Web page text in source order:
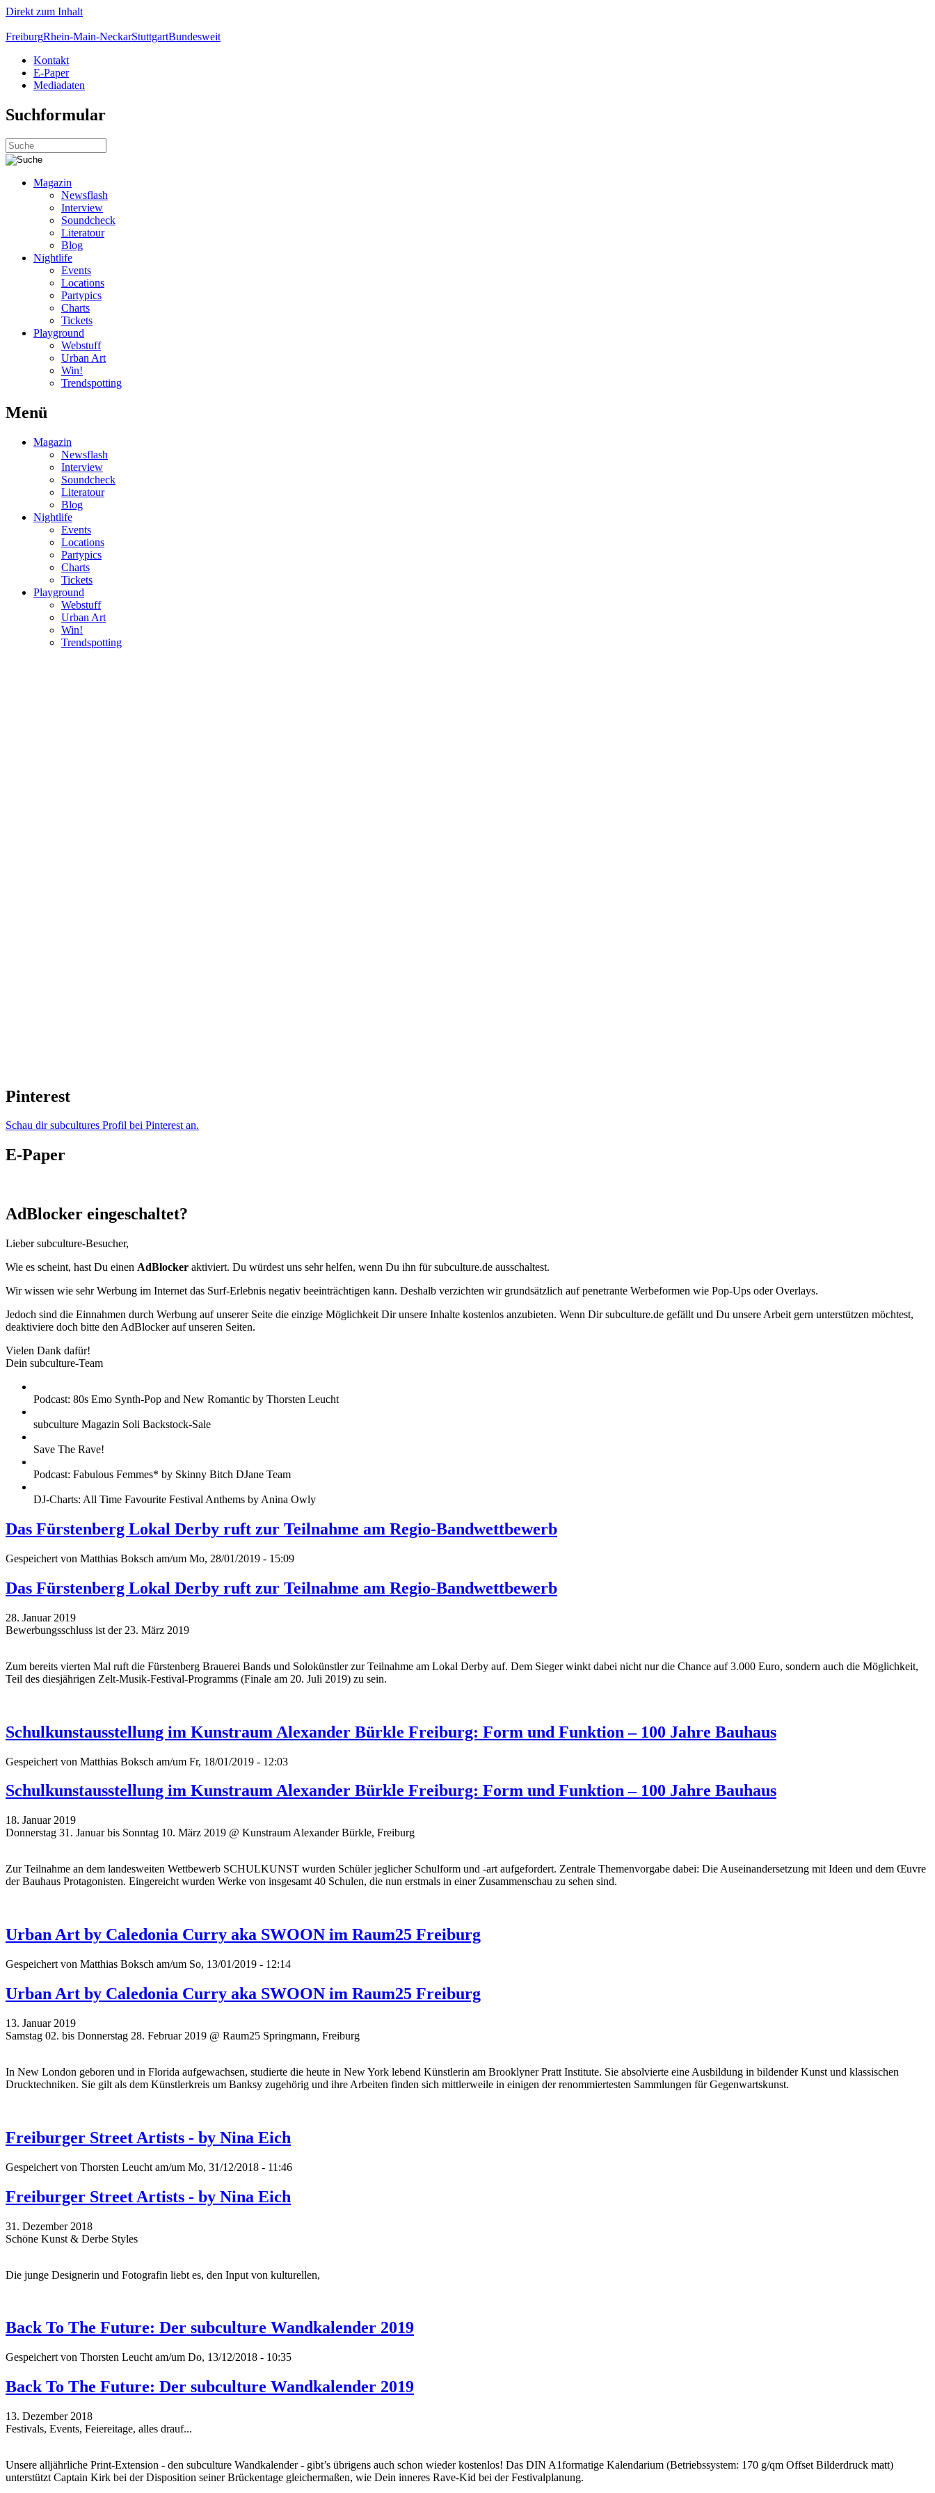
Direkt zum Inhalt
FreiburgRhein-Main-NeckarStuttgartBundesweit
Kontakt
E-Paper
Mediadaten
Suchformular
Magazin
Newsflash
Interview
Soundcheck
Literatour
Blog
Nightlife
Events
Locations
Partypics
Charts
Tickets
Playground
Webstuff
Urban Art
Win!
Trendspotting
Menü
Magazin
Newsflash
Interview
Soundcheck
Literatour
Blog
Nightlife
Events
Locations
Partypics
Charts
Tickets
Playground
Webstuff
Urban Art
Win!
Trendspotting
Pinterest
Schau dir subcultures Profil bei Pinterest an.
E-Paper
AdBlocker eingeschaltet?
Lieber subculture-Besucher,
Wie es scheint, hast Du einen AdBlocker aktiviert. Du würdest uns sehr helfen, wenn Du ihn für subculture.de ausschaltest.
Wir wissen wie sehr Werbung im Internet das Surf-Erlebnis negativ beeinträchtigen kann. Deshalb verzichten wir grundsätzlich auf penetrante Werbeformen wie Pop-Ups oder Overlays.
Jedoch sind die Einnahmen durch Werbung auf unserer Seite die einzige Möglichkeit Dir unsere Inhalte kostenlos anzubieten. Wenn Dir subculture.de gefällt und Du unsere Arbeit gern unterstützen möchtest,
deaktiviere doch bitte den AdBlocker auf unseren Seiten.
Vielen Dank dafür!
Dein subculture-Team
Podcast: 80s Emo Synth-Pop and New Romantic by Thorsten Leucht
subculture Magazin Soli Backstock-Sale
Save The Rave!
Podcast: Fabulous Femmes* by Skinny Bitch DJane Team
DJ-Charts: All Time Favourite Festival Anthems by Anina Owly
Das Fürstenberg Lokal Derby ruft zur Teilnahme am Regio-Bandwettbewerb
Gespeichert von Matthias Boksch am/um Mo, 28/01/2019 - 15:09
Das Fürstenberg Lokal Derby ruft zur Teilnahme am Regio-Bandwettbewerb
28. Januar 2019
Bewerbungsschluss ist der 23. März 2019
Zum bereits vierten Mal ruft die Fürstenberg Brauerei Bands und Solokünstler zur Teilnahme am Lokal Derby auf. Dem Sieger winkt dabei nicht nur die Chance auf 3.000 Euro, sondern auch die Möglichkeit,
Teil des diesjährigen Zelt-Musik-Festival-Programms (Finale am 20. Juli 2019) zu sein.
Schulkunstausstellung im Kunstraum Alexander Bürkle Freiburg: Form und Funktion – 100 Jahre Bauhaus
Gespeichert von Matthias Boksch am/um Fr, 18/01/2019 - 12:03
Schulkunstausstellung im Kunstraum Alexander Bürkle Freiburg: Form und Funktion – 100 Jahre Bauhaus
18. Januar 2019
Donnerstag 31. Januar bis Sonntag 10. März 2019 @ Kunstraum Alexander Bürkle, Freiburg
Zur Teilnahme an dem landesweiten Wettbewerb SCHULKUNST wurden Schüler jeglicher Schulform und -art aufgefordert. Zentrale Themenvorgabe dabei: Die Auseinandersetzung mit Ideen und dem Œuvre
der Bauhaus Protagonisten. Eingereicht wurden Werke von insgesamt 40 Schulen, die nun erstmals in einer Zusammenschau zu sehen sind.
Urban Art by Caledonia Curry aka SWOON im Raum25 Freiburg
Gespeichert von Matthias Boksch am/um So, 13/01/2019 - 12:14
Urban Art by Caledonia Curry aka SWOON im Raum25 Freiburg
13. Januar 2019
Samstag 02. bis Donnerstag 28. Februar 2019 @ Raum25 Springmann, Freiburg
In New London geboren und in Florida aufgewachsen, studierte die heute in New York lebend Künstlerin am Brooklyner Pratt Institute. Sie absolvierte eine Ausbildung in bildender Kunst und klassischen
Drucktechniken. Sie gilt als dem Künstlerkreis um Banksy zugehörig und ihre Arbeiten finden sich mittlerweile in einigen der renommiertesten Sammlungen für Gegenwartskunst.
Freiburger Street Artists - by Nina Eich
Gespeichert von Thorsten Leucht am/um Mo, 31/12/2018 - 11:46
Freiburger Street Artists - by Nina Eich
31. Dezember 2018
Schöne Kunst & Derbe Styles
Die junge Designerin und Fotografin liebt es, den Input von kulturellen,
Back To The Future: Der subculture Wandkalender 2019
Gespeichert von Thorsten Leucht am/um Do, 13/12/2018 - 10:35
Back To The Future: Der subculture Wandkalender 2019
13. Dezember 2018
Festivals, Events, Feiereitage, alles drauf...
Unsere alljährliche Print-Extension - den subculture Wandkalender - gibt’s übrigens auch schon wieder kostenlos! Das DIN A1formatige Kalendarium (Betriebssystem: 170 g/qm Offset Bilderdruck matt)
unterstützt Captain Kirk bei der Disposition seiner Brückentage gleichermaßen, wie Dein inneres Rave-Kid bei der Festivalplanung.